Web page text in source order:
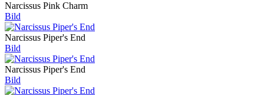
Narcissus Pink Charm
Bild
Narcissus Piper's End
Bild
Narcissus Piper's End
Bild